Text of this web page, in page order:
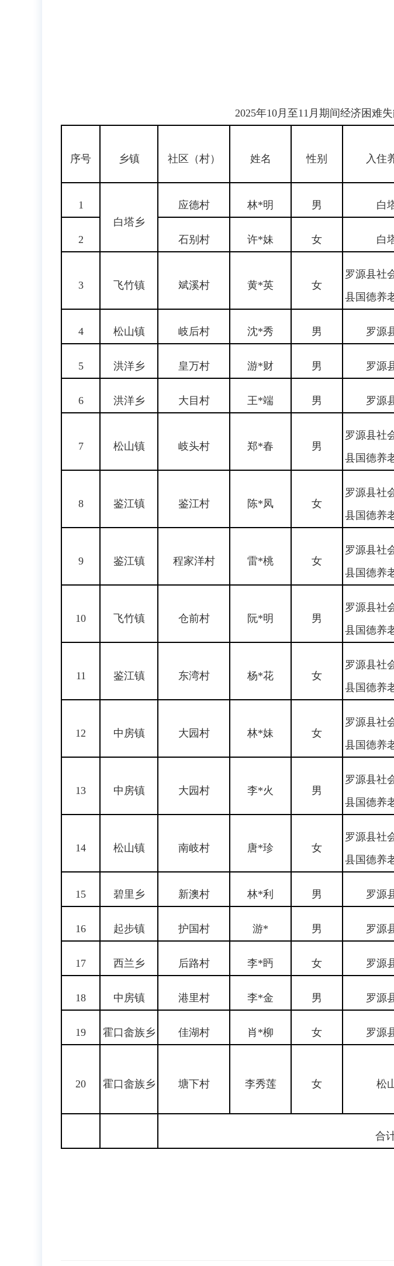
2025年10月至11月期间经济困难失
序号 乡镇 社区（村） 姓名 性别 入住
1
白塔乡
应德村 林*明 男 白
2 石别村 许*妹 女 白
3 飞竹镇 斌溪村 黄*英 女
罗源县社
县国德养
4 松山镇 岐后村 沈*秀 男 罗源
5 洪洋乡 皇万村 游*财 男 罗源
6 洪洋乡 大目村 王*端 男 罗源
7 松山镇 岐头村 郑*春 男
罗源县社
县国德养
8 鉴江镇 鉴江村 陈*凤 女
罗源县社
县国德养
9 鉴江镇 程家洋村 雷*桃 女
罗源县社
县国德养
10 飞竹镇 仓前村 阮*明 男
罗源县社
县国德养
11 鉴江镇 东湾村 杨*花 女
罗源县社
县国德养
12 中房镇 大园村 林*妹 女
罗源县社
县国德养
13 中房镇 大园村 李*火 男
罗源县社
县国德养
14 松山镇 南岐村 唐*珍 女
罗源县社
县国德养
15 碧里乡 新澳村 林*利 男 罗源
16 起步镇 护国村 游* 男 罗源
17 西兰乡 后路村 李*眄 女 罗源
18 中房镇 港里村 李*金 男 罗源
19 霍口畲族乡 佳湖村 肖*柳 女 罗源
20 霍口畲族乡 塘下村 李秀莲 女 松
合